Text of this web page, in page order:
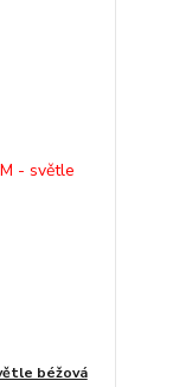
béžová